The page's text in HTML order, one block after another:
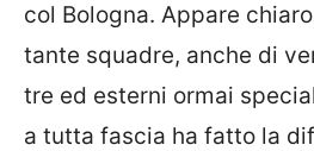
col Bologna. Appare
tante squadre, anche di
tre ed esterni ormai
a tutta fascia ha fatto la